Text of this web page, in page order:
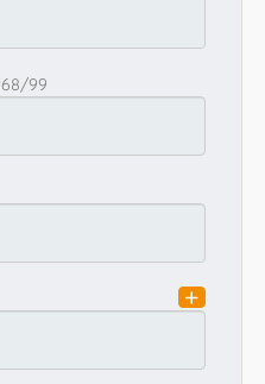
99